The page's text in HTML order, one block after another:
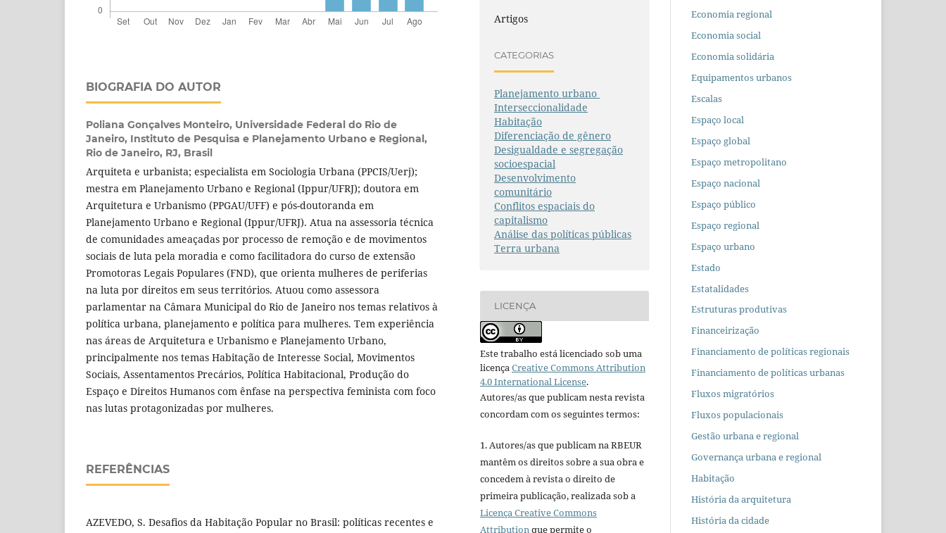
BIOGRAFIA DO AUTOR
Poliana Gonçalves Monteiro, Universidade Federal do Rio de
Janeiro, Instituto de Pesquisa e Planejamento Urbano e Regional,
Rio de Janeiro, RJ, Brasil
Arquiteta e urbanista; especialista em Sociologia Urbana (PPCIS/Uerj);
mestra em Planejamento Urbano e Regional (Ippur/UFRJ); doutora em
Arquitetura e Urbanismo (PPGAU/UFF) e pós-doutoranda em
Planejamento Urbano e Regional (Ippur/UFRJ). Atua na assessoria técnica
de comunidades ameaçadas por processo de remoção e de movimentos
sociais de luta pela moradia e como facilitadora do curso de extensão
Promotoras Legais Populares (FND), que orienta mulheres de periferias
na luta por direitos em seus territórios. Atuou como assessora
parlamentar na Câmara Municipal do Rio de Janeiro nos temas relativos à
política urbana, planejamento e política para mulheres. Tem experiência
nas áreas de Arquitetura e Urbanismo e Planejamento Urbano,
principalmente nos temas Habitação de Interesse Social, Movimentos
Sociais, Assentamentos Precários, Política Habitacional, Produção do
Espaço e Direitos Humanos com ênfase na perspectiva feminista com foco
nas lutas protagonizadas por mulheres.
REFERÊNCIAS
AZEVEDO, S. Desafios da Habitação Popular no Brasil: políticas recentes e
Artigos
CATEGORIAS
Planejamento urbano
Interseccionalidade
Habitação
Diferenciação de gênero
Desigualdade e segregação
socioespacial
Desenvolvimento
comunitário
Conflitos espaciais do
capitalismo
Análise das políticas públicas
Terra urbana
LICENÇA
Este trabalho está licenciado sob uma
licençaCreative Commons Attribution
4.0 International License.
Autores/as que publicam nesta revista
concordam com os seguintes termos:
1. Autores/as que publicam na RBEUR
mantêm os direitos sobre a sua obra e
concedem à revista o direito de
primeira publicação, realizada sob a
Licença Creative Commons
Attributionque permite o
Economia regional
Economia social
Economia solidária
Equipamentos urbanos
Escalas
Espaço local
Espaço global
Espaço metropolitano
Espaço nacional
Espaço público
Espaço regional
Espaço urbano
Estado
Estatalidades
Estruturas produtivas
Financeirização
Financiamento de políticas regionais
Financiamento de políticas urbanas
Fluxos migratórios
Fluxos populacionais
Gestão urbana e regional
Governança urbana e regional
Habitação
História da arquitetura
História da cidade